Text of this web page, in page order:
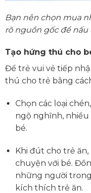
Bạn nên chọn mua
rõ nguồn gốc để nấu
Tạo hứng thú cho
Để trẻ vui vẻ tiếp
thú cho trẻ bằng
Chọn các loại
ngộ nghĩnh, nhiều
bé.
Khi đút cho trẻ
chuyện với bé.
những người
kích thích trẻ ăn.